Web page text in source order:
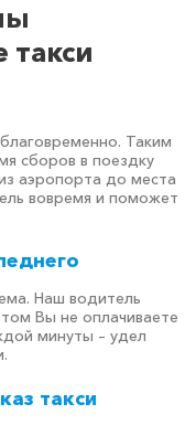
такси
Таким
сборов в поездку
аэропорта до места
вовремя и поможет
Наш водитель
Вы не оплачиваете
минуты – удел
такси